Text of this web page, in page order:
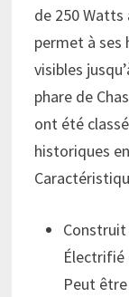
de 250
permet à ses
visibles
phare de
ont été
historiques
Construit
Électrifié
Peut